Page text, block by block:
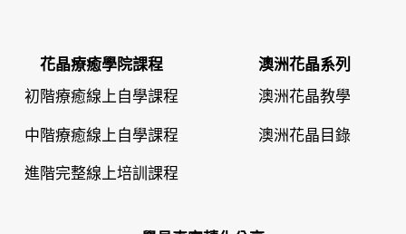
花晶療癒學院課程
初階療癒線上自學課程
中階療癒線上自學課程
進階完整線上培訓課程
澳洲花晶系列
澳洲花晶教學
澳洲花晶目錄